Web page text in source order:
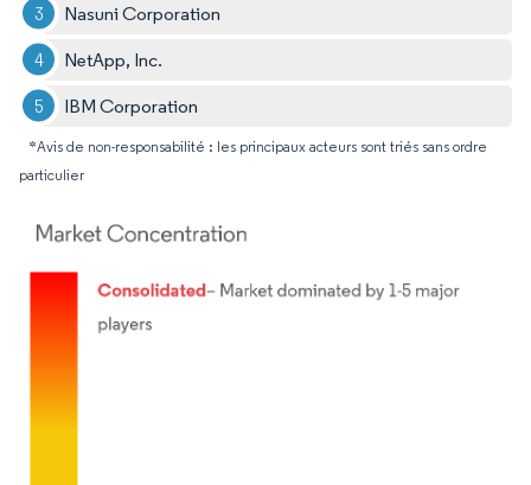
Nasuni Corporation
NetApp, Inc.
IBM Corporation
*Avis de non-responsabilité : les principaux acteurs sont triés sans ordre
particulier